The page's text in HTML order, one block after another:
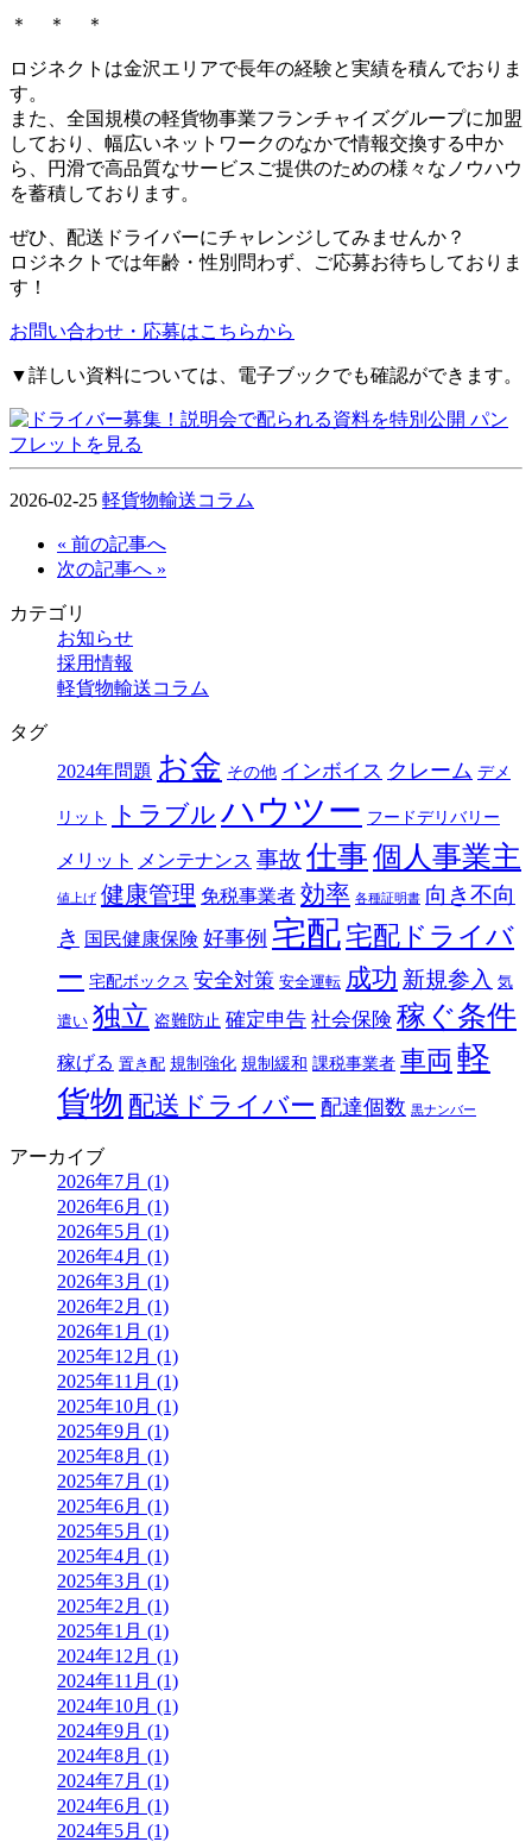
＊ ＊ ＊
ロジネクトは金沢エリアで長年の経験と実績を積んでおりま
す。
また、全国規模の軽貨物事業フランチャイズグループに加盟
しており、幅広いネットワークのなかで情報交換する中か
ら、円滑で高品質なサービスご提供のための様々なノウハウ
を蓄積しております。
ぜひ、配送ドライバーにチャレンジしてみませんか？
ロジネクトでは年齢・性別問わず、ご応募お待ちしておりま
す！
お問い合わせ・応募はこちらから
▼詳しい資料については、電子ブックでも確認ができます。
2026-02-25 軽貨物輸送コラム
« 前の記事へ
次の記事へ »
カテゴリ
お知らせ
採用情報
軽貨物輸送コラム
タグ
2024年問題 お金 その他 インボイス クレーム デメ
リット トラブル ハウツー フードデリバリー
メリット メンテナンス 事故 仕事個人事業主
値上げ 健康管理 免税事業者 効率 各種証明書 向き不向
き 国民健康保険 好事例 宅配宅配ドライバ
ー 宅配ボックス 安全対策 安全運転 成功 新規参入 気
遣い 独立 盗難防止 確定申告 社会保険 稼ぐ条件
稼げる 置き配 規制強化 規制緩和 課税事業者 車両 軽
貨物 配送ドライバー 配達個数 黒ナンバー
アーカイブ
2026年7月 (1)
2026年6月 (1)
2026年5月 (1)
2026年4月 (1)
2026年3月 (1)
2026年2月 (1)
2026年1月 (1)
2025年12月 (1)
2025年11月 (1)
2025年10月 (1)
2025年9月 (1)
2025年8月 (1)
2025年7月 (1)
2025年6月 (1)
2025年5月 (1)
2025年4月 (1)
2025年3月 (1)
2025年2月 (1)
2025年1月 (1)
2024年12月 (1)
2024年11月 (1)
2024年10月 (1)
2024年9月 (1)
2024年8月 (1)
2024年7月 (1)
2024年6月 (1)
2024年5月 (1)